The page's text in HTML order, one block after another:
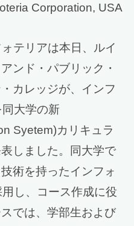
Corporation, USA
テリアは本日、ルイ
ンド・パブリック・
カレッジが、インフ
大学の新
Syetem)カリキュラ
しました。同大学で
術を持ったインフォ
し、コース作成に役
では、学部生および